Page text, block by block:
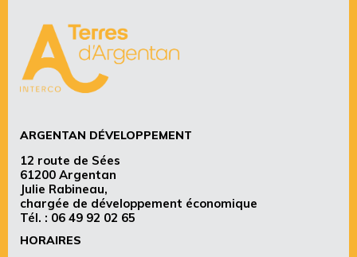
ARGENTAN DÉVELOPPEMENT
12 route de Sées
61200 Argentan
Julie Rabineau,
chargée de développement économique
Tél. : 06 49 92 02 65
HORAIRES